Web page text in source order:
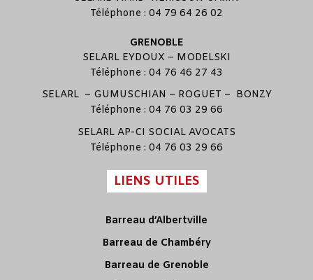
Téléphone : 04 79 64 26 02
GRENOBLE
SELARL EYDOUX – MODELSKI
Téléphone : 04 76 46 27 43
SELARL – GUMUSCHIAN – ROGUET – BONZY
Téléphone : 04 76 03 29 66
SELARL AP-CI SOCIAL AVOCATS
Téléphone : 04 76 03 29 66
LIENS UTILES
Barreau d’Albertville
Barreau de Chambéry
Barreau de Grenoble